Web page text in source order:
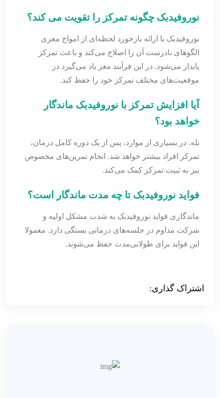
نوروفیدبک چگونه تمرکز را تقویت می کند؟
نوروفیدبک با ارائه بازخورد لحظه‌ای از امواج مغزی
الگوهای نادرست آن را اصلاح می‌کند و باعث تمرکز
پایدار می‌شود. در این فرآیند مغز یاد می‌گیرد در
موقعیت‌های مختلف تمرکز خود را حفظ کند.
آیا افزایش تمرکز با نوروفیدبک ماندگار
خواهد بود؟
بله. در بسیاری از موارد، پس از یک دوره کامل درمان،
تمرکز افراد بیشتر خواهد شد. انجام تمرین‌های مخصوص
نیز به ثبیت تمرکز کمک می‌کند.
فواید نوروفیدبک تا چه مدت ماندگار است؟
ماندگاری فواید نوروفیدبک به شدت مشکل اولیه و
شرکت مداوم در جلسه‌های درمانی بستگی دارد. معمولا
این فواید برای طولانی‌مدت حفظ می‌شوند.
اشتراک گذاری: